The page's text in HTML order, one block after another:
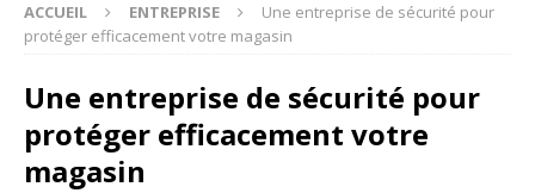
ACCUEIL ENTREPRISE
Une entreprise de sécurité pour
protéger efficacement votre magasin
Une entreprise de sécurité pour
protéger efficacement votre
magasin